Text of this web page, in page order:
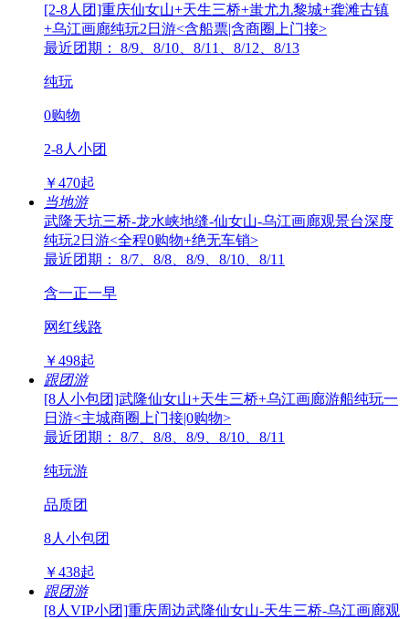
[2-8人团]重庆仙女山+天生三桥+蚩尤九黎城+龚滩古镇
+乌江画廊纯玩2日游<含船票|含商圈上门接>
最近团期： 8/9、8/10、8/11、8/12、8/13
纯玩
0购物
2-8人小团
￥470起
当地游
武隆天坑三桥-龙水峡地缝-仙女山-乌江画廊观景台深度
纯玩2日游<全程0购物+绝无车销>
最近团期： 8/7、8/8、8/9、8/10、8/11
含一正一早
网红线路
￥498起
跟团游
[8人小包团]武隆仙女山+天生三桥+乌江画廊游船纯玩一
日游<主城商圈上门接|0购物>
最近团期： 8/7、8/8、8/9、8/10、8/11
纯玩游
品质团
8人小包团
￥438起
跟团游
[8人VIP小团]重庆周边武隆仙女山-天生三桥-乌江画廊观